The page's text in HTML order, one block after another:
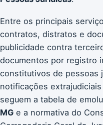
Entre os principais
contratos, distratos e
publicidade contra
documentos por registro
constitutivos de pessoas
notificações
seguem a tabela de
MG e a normativa do